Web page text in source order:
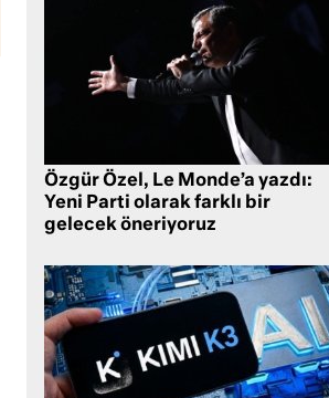
Özgür Özel, Le Monde’a yazdı:
Yeni Parti olarak farklı bir
gelecek öneriyoruz